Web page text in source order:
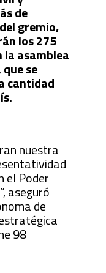
de
gremio,
los 275
la asamblea
se
cantidad
nuestra
el Poder
aseguró
de
98